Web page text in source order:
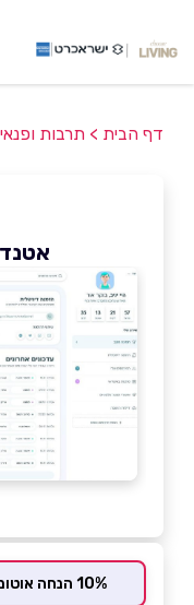
דף הבית > תרבות ופנאי
10% הנחה אוטומטית למשלמים בכרטיס המועדון